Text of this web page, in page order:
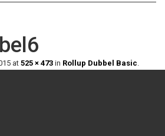
at 525 × 473 in Rollup Dubbel Basic